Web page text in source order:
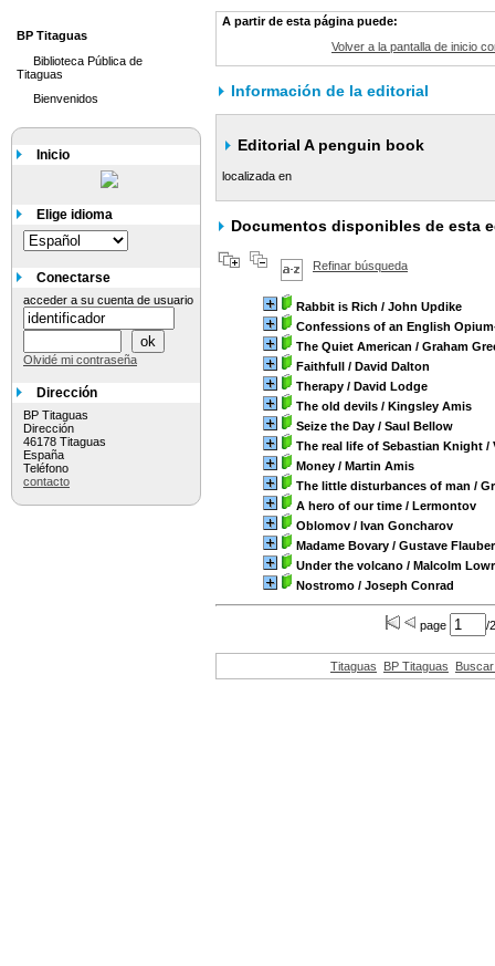
A partir de esta página puede:
Volver a la pantalla de inicio
Información de la editorial
Editorial A penguin book
localizada en
Documentos disponibles de esta
Refinar búsqueda
Rabbit is Rich / John Updike
Confessions of an English
The Quiet American / Graham
Faithfull / David Dalton
Therapy / David Lodge
The old devils / Kingsley Amis
Seize the Day / Saul Bellow
The real life of Sebastian Knight /
Money / Martin Amis
The little disturbances of man /
A hero of our time / Lermontov
Oblomov / Ivan Goncharov
Madame Bovary / Gustave
Under the volcano / Malcolm
Nostromo / Joseph Conrad
page /
Titaguas BP Titaguas
BP Titaguas
Biblioteca Pública de
Titaguas
Bienvenidos
Inicio
Elige idioma
Conectarse
acceder a su cuenta de usuario
Olvidé mi contraseña
Dirección
BP Titaguas
Dirección
46178 Titaguas
España
Teléfono
contacto